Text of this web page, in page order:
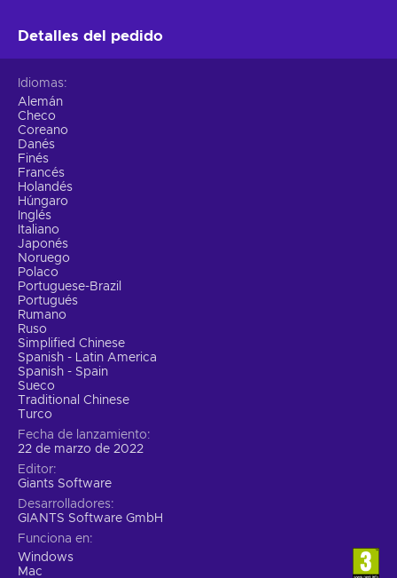
Detalles del pedido
Idiomas
Alemán
Checo
Coreano
Danés
Finés
Francés
Holandés
Húngaro
Inglés
Italiano
Japonés
Noruego
Polaco
Portuguese-Brazil
Portugués
Rumano
Ruso
Simplified Chinese
Spanish - Latin America
Spanish - Spain
Sueco
Traditional Chinese
Turco
Fecha de lanzamiento
22 de marzo de 2022
Editor
Giants Software
Desarrolladores
GIANTS Software GmbH
Funciona en
Windows
Mac